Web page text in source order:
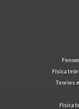
Física
Teories
Física